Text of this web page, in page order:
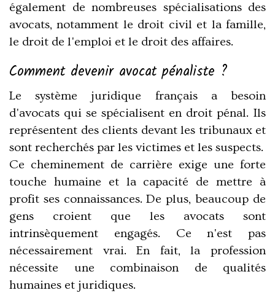
également de nombreuses spécialisations des
avocats, notamment le droit civil et la famille,
le droit de l'emploi et le droit des affaires.
Comment devenir avocat pénaliste ?
Le système juridique français a besoin
d'avocats qui se spécialisent en droit pénal. Ils
représentent des clients devant les tribunaux et
sont recherchés par les victimes et les suspects.
Ce cheminement de carrière exige une forte
touche humaine et la capacité de mettre à
profit ses connaissances. De plus, beaucoup de
gens croient que les avocats sont
intrinsèquement engagés. Ce n'est pas
nécessairement vrai. En fait, la profession
nécessite une combinaison de qualités
humaines et juridiques.